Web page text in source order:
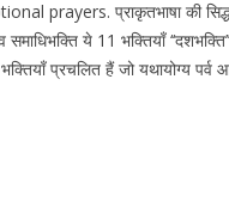
प्राकृतभाषा की
ये 11 भक्तियाँ
प्रचलित हैं जो यथायोग्य